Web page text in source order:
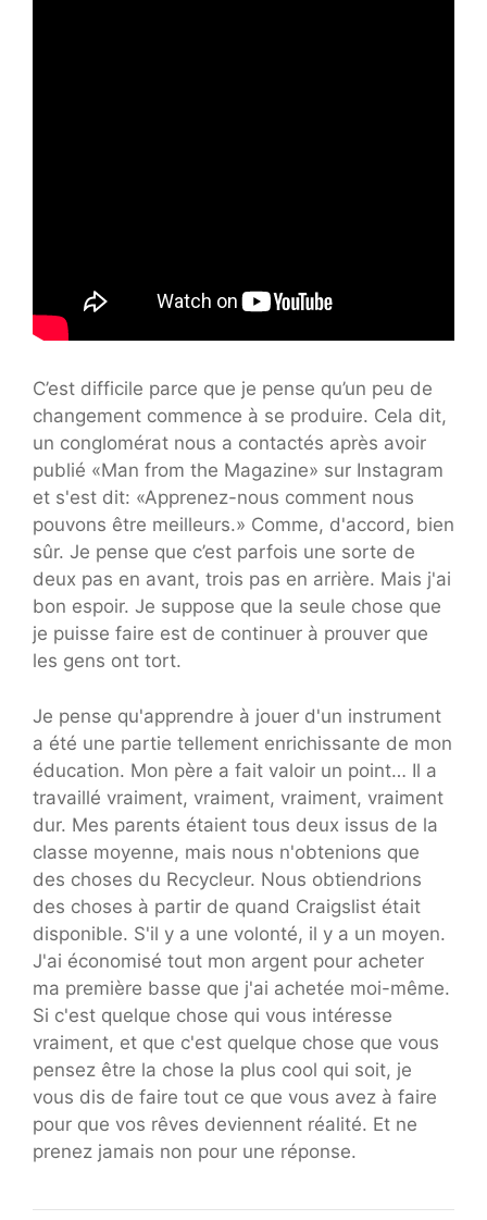
C’est difficile parce que je pense qu’un peu de
changement commence à se produire. Cela dit,
un conglomérat nous a contactés après avoir
publié «Man from the Magazine» sur Instagram
et s'est dit: «Apprenez-nous comment nous
pouvons être meilleurs.» Comme, d'accord, bien
sûr. Je pense que c’est parfois une sorte de
deux pas en avant, trois pas en arrière. Mais j'ai
bon espoir. Je suppose que la seule chose que
je puisse faire est de continuer à prouver que
les gens ont tort.
Je pense qu'apprendre à jouer d'un instrument
a été une partie tellement enrichissante de mon
éducation. Mon père a fait valoir un point… Il a
travaillé vraiment, vraiment, vraiment, vraiment
dur. Mes parents étaient tous deux issus de la
classe moyenne, mais nous n'obtenions que
des choses du Recycleur. Nous obtiendrions
des choses à partir de quand Craigslist était
disponible. S'il y a une volonté, il y a un moyen.
J'ai économisé tout mon argent pour acheter
ma première basse que j'ai achetée moi-même.
Si c'est quelque chose qui vous intéresse
vraiment, et que c'est quelque chose que vous
pensez être la chose la plus cool qui soit, je
vous dis de faire tout ce que vous avez à faire
pour que vos rêves deviennent réalité. Et ne
prenez jamais non pour une réponse.